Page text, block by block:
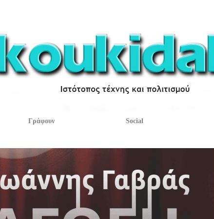
Γράφουν Social